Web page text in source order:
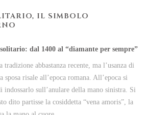
IL SIMBOLO
dal 1400 al “diamante per sempre”
abbastanza recente, ma l’usanza di
risale all’epoca romana. All’epoca si
indossarlo sull’anulare della mano sinistra. Si
dito partisse la cosiddetta “vena amoris”, la